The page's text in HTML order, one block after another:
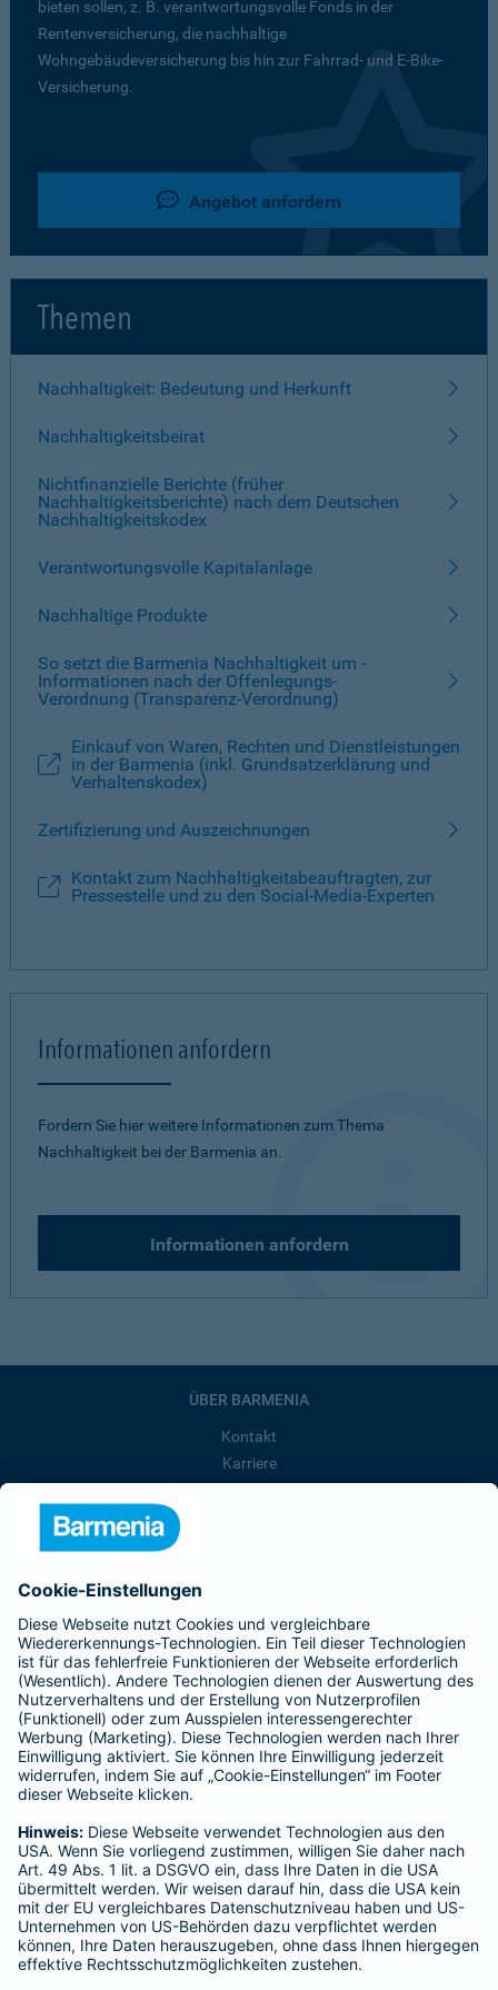
bieten sollen, z. B. verantwortungsvolle Fonds in der
Rentenversicherung, die nachhaltige
Wohngebäudeversicherung bis hin zur Fahrrad- und E-Bike-
Versicherung.
Angebot anfordern
Themen
Nachhaltigkeit: Bedeutung und Herkunft
Nachhaltigkeitsbeirat
Nichtfinanzielle Berichte (früher
Nachhaltigkeitsberichte) nach dem Deutschen
Nachhaltigkeitskodex
Verantwortungsvolle Kapitalanlage
Nachhaltige Produkte
So setzt die Barmenia Nachhaltigkeit um -
Informationen nach der Offenlegungs-
Verordnung (Transparenz-Verordnung)
Einkauf von Waren, Rechten und Dienstleistungen
in der Barmenia (inkl. Grundsatzerklärung und
Verhaltenskodex)
Zertifizierung und Auszeichnungen
Kontakt zum Nachhaltigkeitsbeauftragten, zur
Pressestelle und zu den Social-Media-Experten
Informationen anfordern
Fordern Sie hier weitere Informationen zum Thema
Nachhaltigkeit bei der Barmenia an.
Informationen anfordern
ÜBER BARMENIA
Kontakt
Karriere
Barmenia ist Teil der BarmeniaGothaer
BELIEBTE SEITEN
Kranken-Zusatzversicherung
Tierversicherungen
Haftpflichtversicherung
Hausratversicherung
Adresse ändern
Schaden melden
Kilometerstandsmeldung
Serviceübersicht